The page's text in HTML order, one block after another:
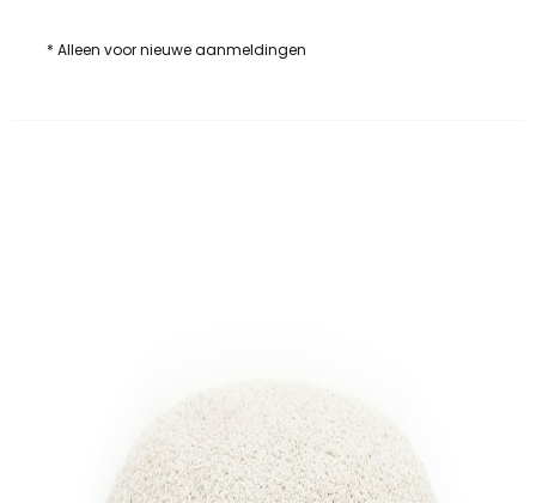
* Alleen voor nieuwe aanmeldingen